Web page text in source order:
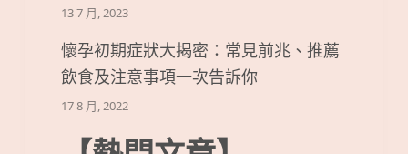
13 7 月, 2023
懷孕初期症狀大揭密：常見前兆、推薦
飲食及注意事項一次告訴你
17 8 月, 2022